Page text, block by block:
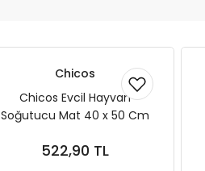
Chicos
Chicos Evcil Hayvan
Soğutucu Mat 40 x 50 Cm
522,90 TL
Sepete Ekle